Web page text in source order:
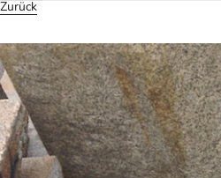
Zurück